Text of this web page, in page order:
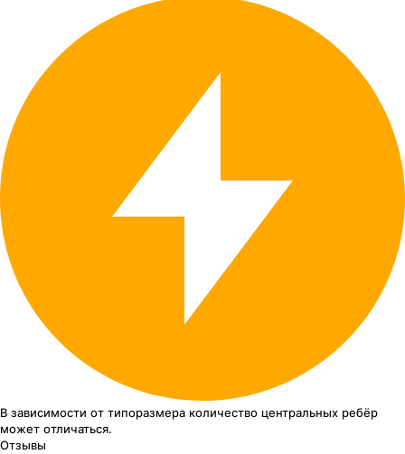
В зависимости от типоразмера количество центральных ребёр
может отличаться.
Отзывы